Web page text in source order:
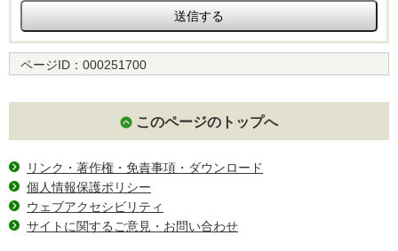
ページID： 000251700
このページのトップへ
リンク・著作権・免責事項・ダウンロード
個人情報保護ポリシー
ウェブアクセシビリティ
サイトに関するご意見・お問い合わせ